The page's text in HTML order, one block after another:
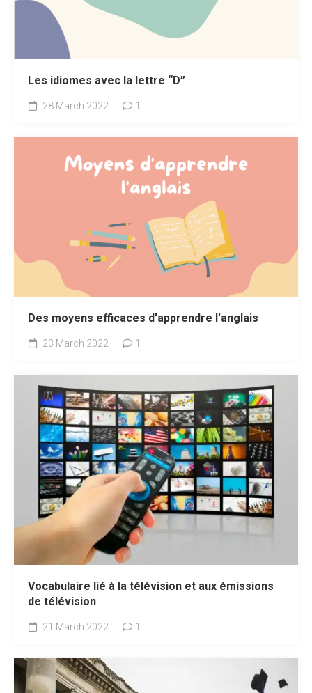
Les idiomes avec la lettre “D”
28 March 2022 1
Des moyens efficaces d’apprendre l’anglais
23 March 2022 1
Vocabulaire lié à la télévision et aux émissions
de télévision
21 March 2022 1